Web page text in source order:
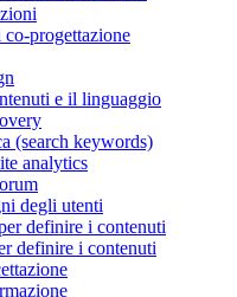
progettazione
e il linguaggio
(search keywords)
analytics
degli utenti
definire i contenuti
definire i contenuti